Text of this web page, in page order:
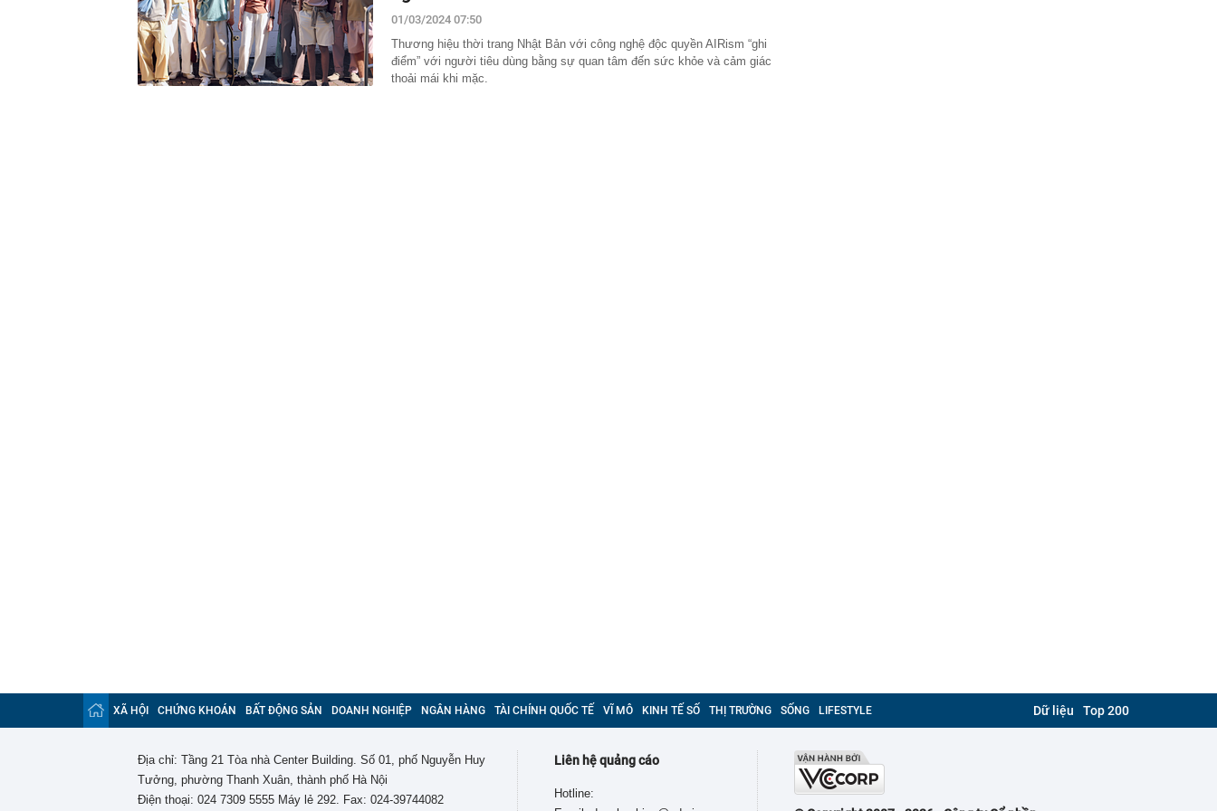
17:30
Kiểm tra tủ đựng bát, đĩa trong nhà, công an bắt Sùng Thị Dụ 47 tuổi
17:30
Khi không gian mạng có "luật chơi" mới, người dùng cần lưu ý gì?
17:30
Phó Thủ tướng Nguyễn Văn Thắng: Xử lý đến cùng các vướng mắc,
không đẩy doanh nghiệp đi vòng
01/03/2024 07:50
Thương hiệu thời trang Nhật Bản với công nghệ độc quyền AIRism “ghi
điểm” với người tiêu dùng bằng sự quan tâm đến sức khỏe và cảm giác
thoải mái khi mặc.
XÃ HỘI CHỨNG KHOÁN BẤT ĐỘNG SẢN DOANH NGHIỆP NGÂN HÀNG TÀI CHÍNH QUỐC TẾ VĨ MÔ KINH TẾ SỐ THỊ TRƯỜNG SỐNG LIFESTYLE Dữ liệu Top 200
Địa chỉ: Tầng 21 Tòa nhà Center Building. Số 01, phố Nguyễn Huy
Tưởng, phường Thanh Xuân, thành phố Hà Nội
Điện thoại: 024 7309 5555 Máy lẻ 292. Fax: 024-39744082
Liên hệ quảng cáo
Hotline: